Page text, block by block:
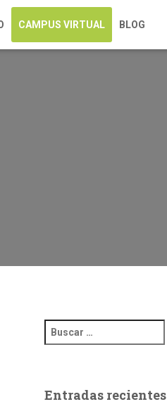
CAMPUS VIRTUAL BLOG
Entradas recientes